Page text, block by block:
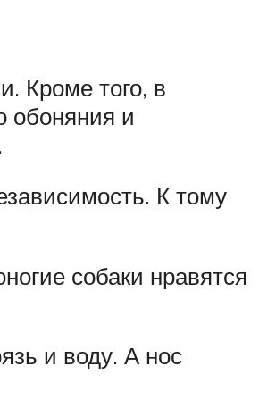
Кроме того, в
обоняния и
К тому
собаки нравятся
и воду. А нос